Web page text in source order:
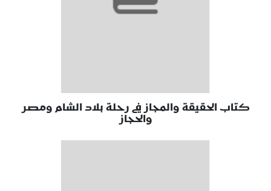
كتاب الحقيقة والمجاز في رحلة بلاد الشام ومصر
والحجاز